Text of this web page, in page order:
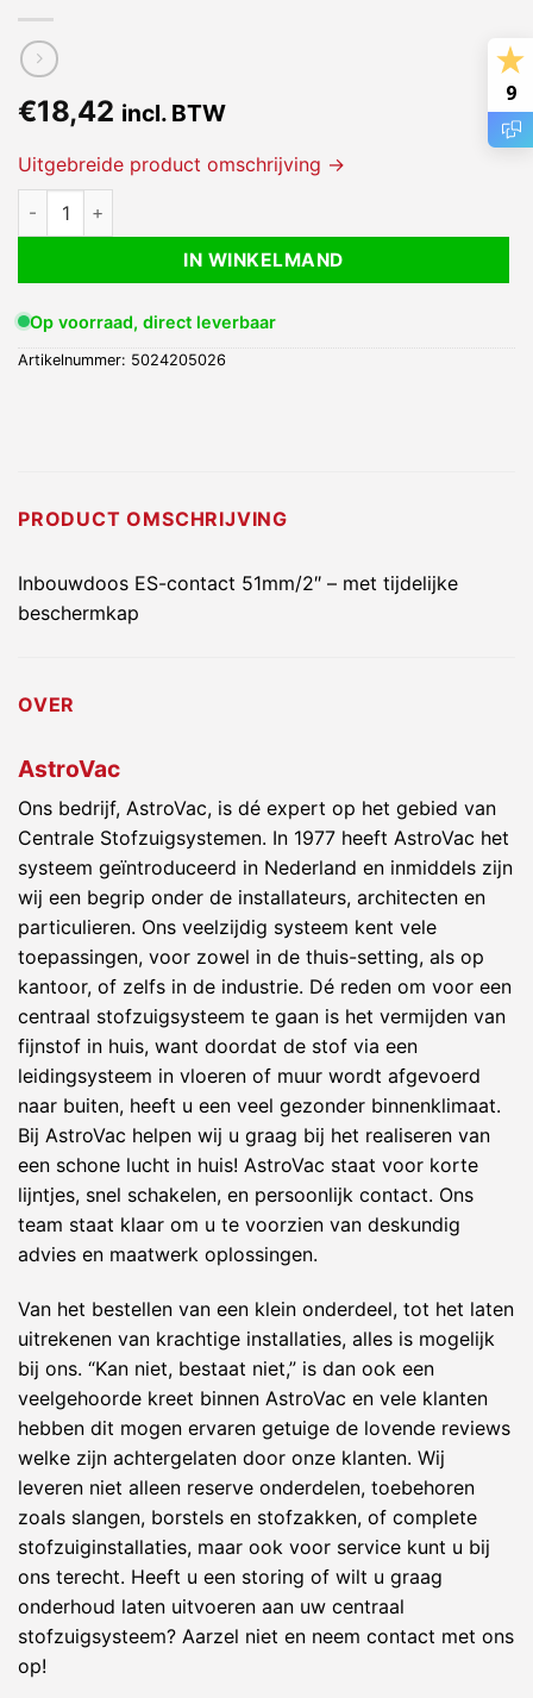
€18,42 incl. BTW
Uitgebreide product omschrijving →
Inbouwdoos ES-contact 51mm/2" - met tijdelijke
IN WINKELMAND
Op voorraad, direct leverbaar
Artikelnummer: 5024205026
PRODUCT OMSCHRIJVING
Inbouwdoos ES-contact 51mm/2″ – met tijdelijke
beschermkap
OVER
AstroVac
Ons bedrijf, AstroVac, is dé expert op het gebied van
Centrale Stofzuigsystemen. In 1977 heeft AstroVac het
systeem geïntroduceerd in Nederland en inmiddels zijn
wij een begrip onder de installateurs, architecten en
particulieren. Ons veelzijdig systeem kent vele
toepassingen, voor zowel in de thuis-setting, als op
kantoor, of zelfs in de industrie. Dé reden om voor een
centraal stofzuigsysteem te gaan is het vermijden van
fijnstof in huis, want doordat de stof via een
leidingsysteem in vloeren of muur wordt afgevoerd
naar buiten, heeft u een veel gezonder binnenklimaat.
Bij AstroVac helpen wij u graag bij het realiseren van
een schone lucht in huis! AstroVac staat voor korte
lijntjes, snel schakelen, en persoonlijk contact. Ons
team staat klaar om u te voorzien van deskundig
advies en maatwerk oplossingen.
Van het bestellen van een klein onderdeel, tot het laten
uitrekenen van krachtige installaties, alles is mogelijk
bij ons. “Kan niet, bestaat niet,” is dan ook een
veelgehoorde kreet binnen AstroVac en vele klanten
hebben dit mogen ervaren getuige de lovende reviews
welke zijn achtergelaten door onze klanten. Wij
leveren niet alleen reserve onderdelen, toebehoren
zoals slangen, borstels en stofzakken, of complete
stofzuiginstallaties, maar ook voor service kunt u bij
ons terecht. Heeft u een storing of wilt u graag
onderhoud laten uitvoeren aan uw centraal
stofzuigsysteem? Aarzel niet en neem contact met ons
op!
9